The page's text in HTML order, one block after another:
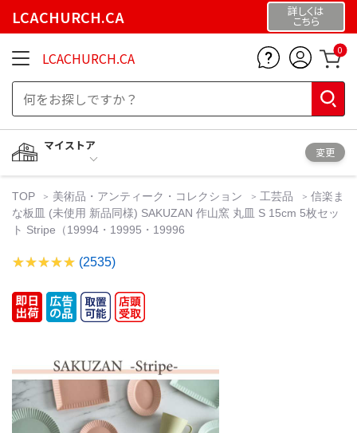
LCACHURCH.CA 詳しくは
こちら
LCACHURCH.CA 0
マイストア
変更
TOP 美術品・アンティーク・コレクション 工芸品
信楽ま
な板皿 (未使用 新品同様) SAKUZAN 作山窯 丸皿 S 15cm 5枚セッ
ト Stripe（19994・19995・19996
(2535)